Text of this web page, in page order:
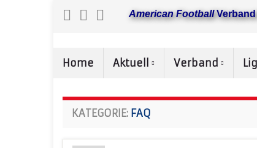
American Football
Home Aktuell Verband
KATEGORIE: FAQ